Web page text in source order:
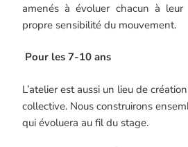
amenés à évoluer chacun à
propre sensibilité du mouvement.
Pour les 7-10 ans
L’atelier est aussi un lieu de
collective. Nous construirons
qui évoluera au fil du stage.